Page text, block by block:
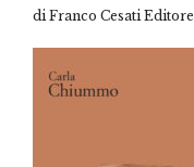
di Franco Cesati Editore